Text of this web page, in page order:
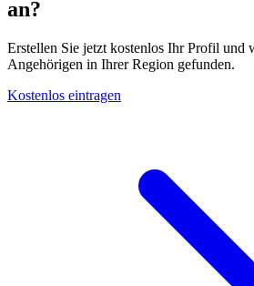
an?
Erstellen Sie jetzt kostenlos Ihr Profil und
Angehörigen in Ihrer Region gefunden.
Kostenlos eintragen